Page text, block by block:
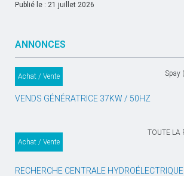
Publié le : 21 juillet 2026
ANNONCES
Achat / Vente Spay
VENDS GÉNÉRATRICE 37KW / 50HZ
Achat / Vente
TOUTE LA
RECHERCHE CENTRALE